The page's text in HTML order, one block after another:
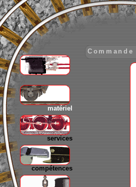
matériel
services
compétences
Commande